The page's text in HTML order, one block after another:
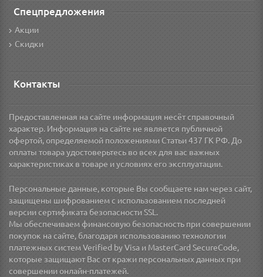
Спецпредложения
Акции
Скидки
Контакты
Предоставленная на сайте информация несёт справочный
характер. Информация на сайте не является публичной
офертой, определяемой положениями Статьи 437 ГК РФ. До
оплаты товара удостоверьтесь во всех для вас важных
характеристиках в товаре и условиях его эксплуатации.
Персональные данные, которые Вы сообщаете нам через сайт,
защищены шифрованием с использованием последней
версии сертификата безопасности SSL.
Мы обеспечиваем финансовую безопасность при совершении
покупок на сайте, благодаря использованию технологии
платежных систем Verified by Visa и MasterCard SecureCode,
которые защищают Вас от кражи персональных данных при
совершении онлайн-платежей.